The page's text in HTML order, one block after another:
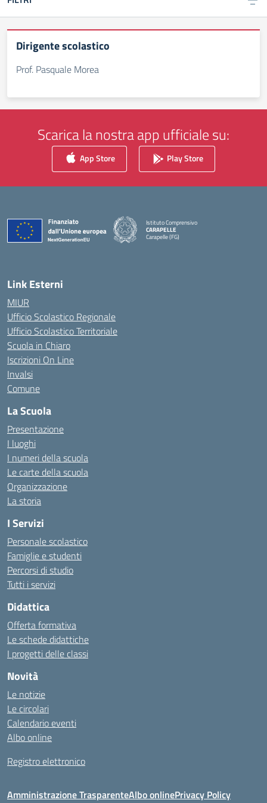
Dirigente scolastico
Prof. Pasquale Morea
Scarica la nostra app ufficiale su:
App Store Play Store
Istituto Comprensivo
CARAPELLE
Carapelle (FG)
— Visita la pagina iniziale della scuola
Link Esterni
MIUR
Ufficio Scolastico Regionale
Ufficio Scolastico Territoriale
Scuola in Chiaro
Iscrizioni On Line
Invalsi
Comune
La Scuola
Presentazione
I luoghi
I numeri della scuola
Le carte della scuola
Organizzazione
La storia
I Servizi
Personale scolastico
Famiglie e studenti
Percorsi di studio
Tutti i servizi
Didattica
Offerta formativa
Le schede didattiche
I progetti delle classi
Novità
Le notizie
Le circolari
Calendario eventi
Albo online
Registro elettronico
Amministrazione TrasparenteAlbo onlinePrivacy Policy